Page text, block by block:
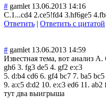
# gamlet 13.06.2013 14:16
C.1...cd4 2.ce5!fd4 3.hf6ge5
Ответить | Ответить с цитатой
# gamlet 13.06.2013 14:59
Известная тема, вот анализ
gh6 3. fg3 de5 4. gf2 e:c3
5. d:b4 cd6 6. gf4 bc7 7. ba5
9. a:c5 d:d2 10. e:c3 ed6 11.
тут два выигрыша